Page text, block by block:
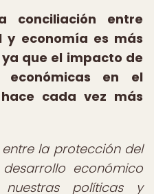
conciliación entre
y economía es más
que el impacto de
económicas en el
cada vez más
la protección del
económico
nuestras políticas y